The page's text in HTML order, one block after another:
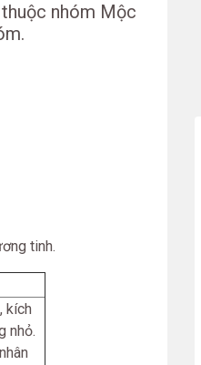
nhóm Mộc
tinh.
kích
nhỏ.